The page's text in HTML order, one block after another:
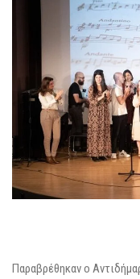
Παραβρέθηκαν ο